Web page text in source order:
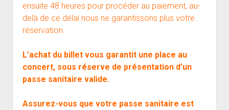
ensuite 48 heures pour procéder au paiement, au-
delà de ce délai nous ne garantissons plus votre
réservation.
L’achat du billet vous garantit une place au
concert, sous réserve de présentation d’un
passe sanitaire valide.
Assurez-vous que votre passe sanitaire est